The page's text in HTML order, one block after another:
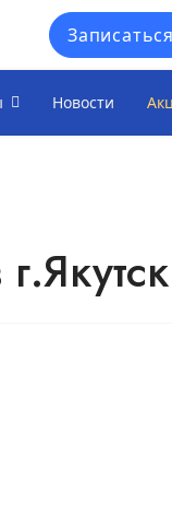
Записаться
Новости